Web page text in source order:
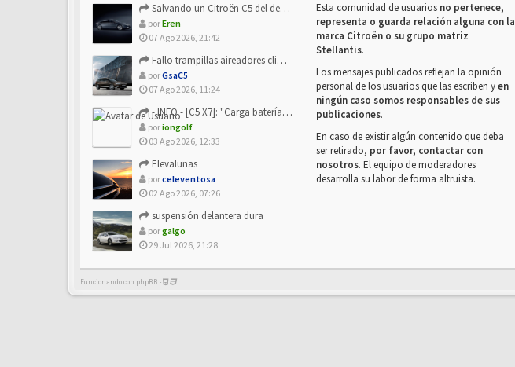
Salvando un Citroën C5 del desguace: Presentación y seguimiento
porEren
07 Ago 2026, 21:42
Fallo trampillas aireadores climatizador
porGsaC5
07 Ago 2026, 11:24
- INFO - [C5 X7]: "Carga batería o alimentación eléctri...
poriongolf
03 Ago 2026, 12:33
Elevalunas
porceleventosa
02 Ago 2026, 07:26
suspensión delantera dura
porgalgo
29 Jul 2026, 21:28
Esta comunidad de usuarios no pertenece,
representa o guarda relación alguna con la
marca Citroën o su grupo matriz
Stellantis.
Los mensajes publicados reflejan la opinión
personal de los usuarios que las escriben yen
ningún caso somos responsables de sus
publicaciones.
En caso de existir algún contenido que deba
ser retirado, por favor, contactar con
nosotros. El equipo de moderadores
desarrolla su labor de forma altruista.
Funcionando con phpBB -